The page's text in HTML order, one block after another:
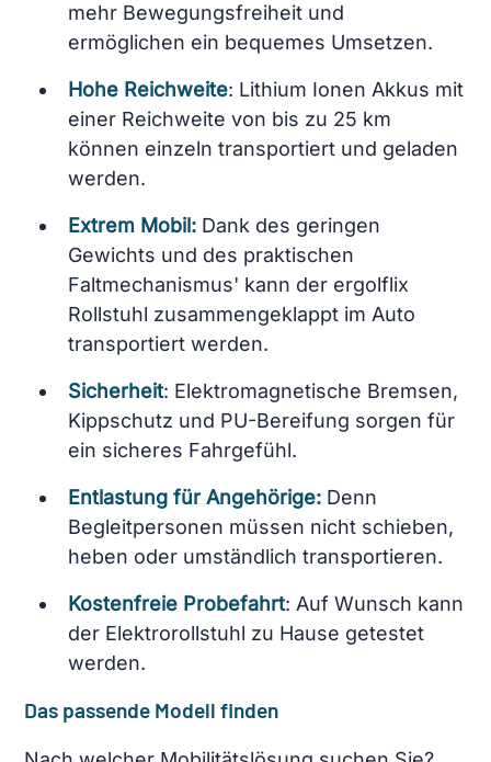
mehr Bewegungsfreiheit und
ermöglichen ein bequemes Umsetzen.
Hohe Reichweite: Lithium Ionen Akkus mit
einer Reichweite von bis zu 25 km
können einzeln transportiert und geladen
werden.
Extrem Mobil: Dank des geringen
Gewichts und des praktischen
Faltmechanismus' kann der ergolflix
Rollstuhl zusammengeklappt im Auto
transportiert werden.
Sicherheit: Elektromagnetische Bremsen,
Kippschutz und PU-Bereifung sorgen für
ein sicheres Fahrgefühl.
Entlastung für Angehörige: Denn
Begleitpersonen müssen nicht schieben,
heben oder umständlich transportieren.
Kostenfreie Probefahrt: Auf Wunsch kann
der Elektrorollstuhl zu Hause getestet
werden.
Das passende Modell finden